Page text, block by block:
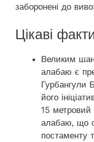
заборонені до
Цікаві
Великим
алабаю є
Гурбангули
його
15 метровий
алабаю, що
постаменту